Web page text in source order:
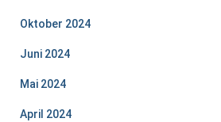
Oktober 2024
Juni 2024
Mai 2024
April 2024